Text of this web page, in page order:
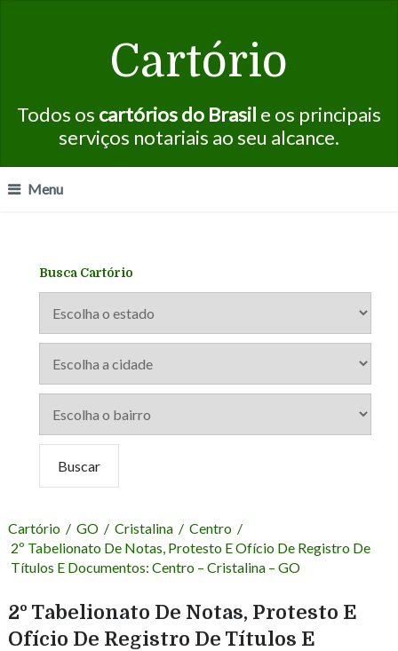
Cartório
Todos os cartórios do Brasil e os principais
serviços notariais ao seu alcance.
Menu
Busca Cartório
Cartório / GO / Cristalina / Centro /
2º Tabelionato De Notas, Protesto E Ofício De Registro De
Títulos E Documentos: Centro – Cristalina – GO
2º Tabelionato De Notas, Protesto E
Ofício De Registro De Títulos E